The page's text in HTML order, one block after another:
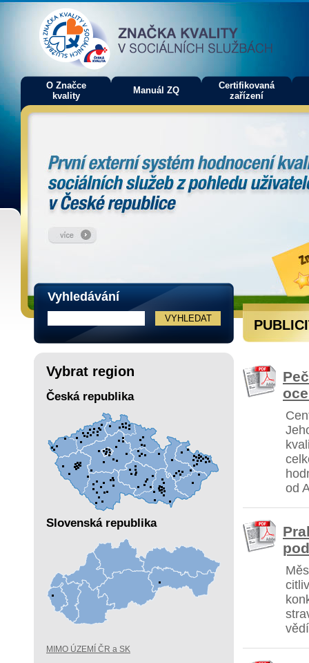
O Značce
kvality
Manuál ZQ
Certifikovaná
zařízení
Vyhledávání
Vybrat region
Česká republika
Slovenská republika
MIMO ÚZEMÍ ČR a SK
od